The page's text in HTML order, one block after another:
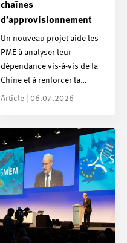
chaînes
d’approvisionnement
Un nouveau projet aide les
PME à analyser leur
dépendance vis-à-vis de la
Chine et à renforcer la…
Article | 06.07.2026